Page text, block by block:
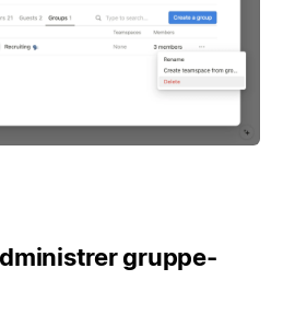
gruppe-